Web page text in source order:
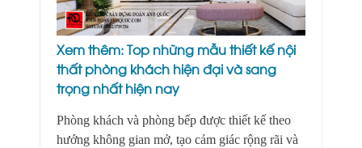
Xem thêm:Top những mẫu thiết kế nội
thất phòng khách hiện đại và sang
trọng nhất hiện nay
Phòng khách và phòng bếp được thiết kế theo
hướng không gian mở, tạo cảm giác rộng rãi và